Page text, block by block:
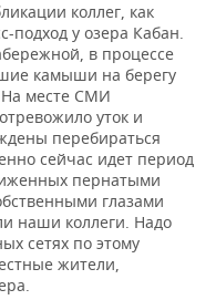
коллег, как
подход у озера Кабан.
в процессе
камыши на берегу
месте СМИ
уток и
перебираться
сейчас идет период
пернатыми
глазами
наши коллеги. Надо
сетях по этому
жители,